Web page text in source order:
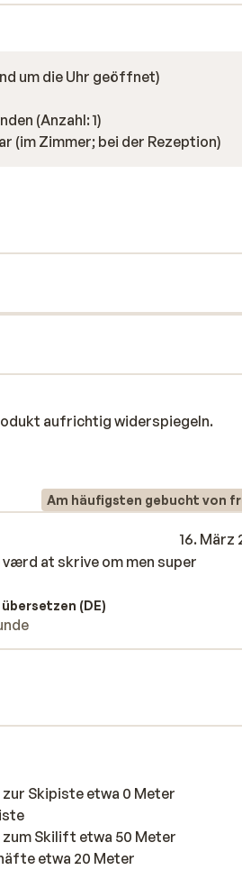
um die Uhr geöffnet)
(Anzahl: 1)
(im Zimmer; bei der Rezeption)
aufrichtig widerspiegeln.
Am häufigsten gebucht von
16. März
værd at skrive om men super
værd at skrive om men super
(DE)
Skipiste etwa 0 Meter
Skilift etwa 50 Meter
etwa 20 Meter